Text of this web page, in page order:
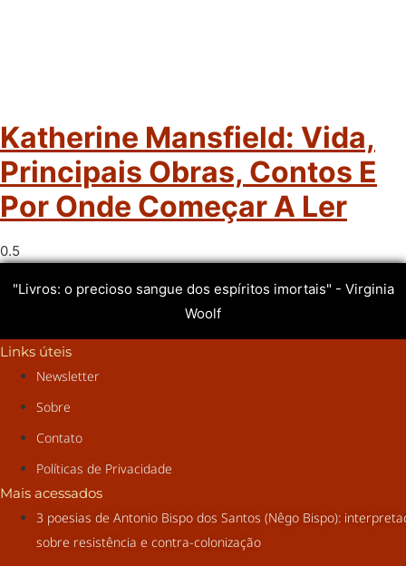
Katherine Mansfield: Vida,
Principais Obras, Contos E
Por Onde Começar A Ler
"Livros: o precioso sangue dos espíritos imortais" - Virginia
Woolf
Links úteis
Newsletter
Sobre
Contato
Políticas de Privacidade
Mais acessados
3 poesias de Antonio Bispo dos Santos (Nêgo Bispo):
sobre resistência e contra-colonização